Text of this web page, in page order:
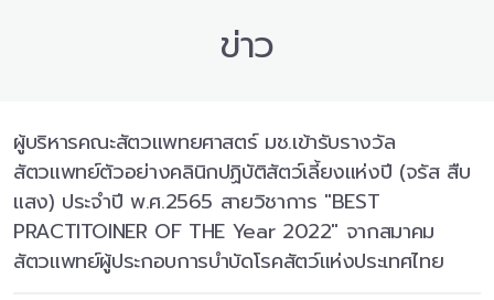
ข่าว
ผู้บริหารคณะสัตวแพทยศาสตร์ มช.เข้ารับรางวัล
สัตวแพทย์ตัวอย่างคลินิกปฏิบัติสัตว์เลี้ยงแห่งปี (จรัส สืบ
แสง) ประจำปี พ.ศ.2565 สายวิชาการ "BEST
PRACTITOINER OF THE Year 2022" จากสมาคม
สัตวแพทย์ผู้ประกอบการบำบัดโรคสัตว์แห่งประเทศไทย